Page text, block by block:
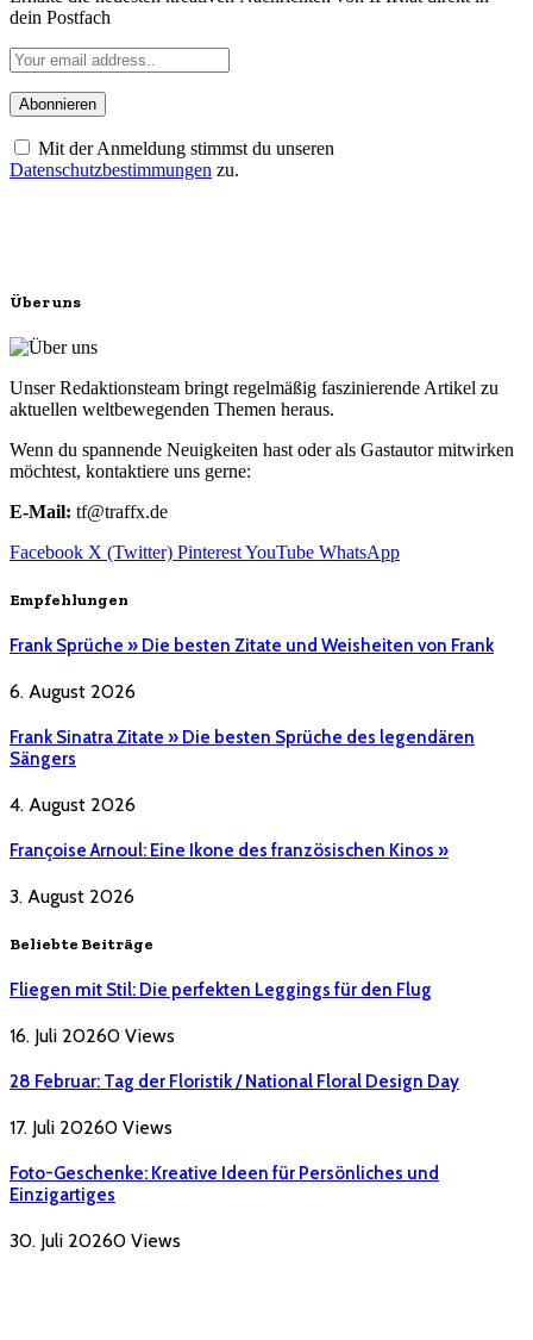
dein Postfach
Mit der Anmeldung stimmst du unseren
Datenschutzbestimmungen zu.
Über uns
Unser Redaktionsteam bringt regelmäßig faszinierende Artikel zu
aktuellen weltbewegenden Themen heraus.
Wenn du spannende Neuigkeiten hast oder als Gastautor mitwirken
möchtest, kontaktiere uns gerne:
E-Mail: tf@traffx.de
Facebook X (Twitter) PinterestYouTube WhatsApp
Empfehlungen
Frank Sprüche » Die besten Zitate und Weisheiten von Frank
6. August 2026
Frank Sinatra Zitate » Die besten Sprüche des legendären
Sängers
4. August 2026
Françoise Arnoul: Eine Ikone des französischen Kinos »
3. August 2026
Beliebte Beiträge
Fliegen mit Stil: Die perfekten Leggings für den Flug
16. Juli 20260 Views
28 Februar: Tag der Floristik / National Floral Design Day
17. Juli 20260 Views
Foto-Geschenke: Kreative Ideen für Persönliches und
Einzigartiges
30. Juli 20260 Views